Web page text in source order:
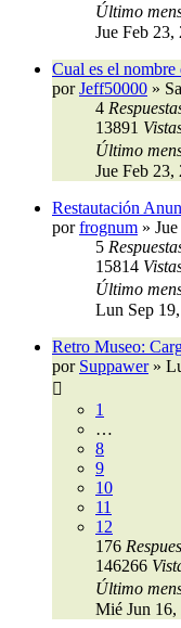
Último
Jue Feb 23,
Cual es el nombre
porJeff50000 »
4
13891
Último
Jue Feb 23,
Restautación
porfrognum »
5
15814
Último
Lun Sep
Retro Museo:
por Suppawer»
1
…
8
9
10
11
12
176
146266
Último
Mié Jun 16,